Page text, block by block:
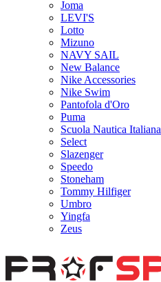
Joma
LEVI'S
Lotto
Mizuno
NAVY SAIL
New Balance
Nike Accessories
Nike Swim
Pantofola d'Oro
Puma
Scuola Nautica Italiana
Select
Slazenger
Speedo
Stoneham
Tommy Hilfiger
Umbro
Yingfa
Zeus